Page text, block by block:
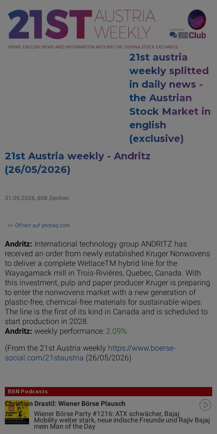
21st austria
weekly splitted
in daily news -
the Austrian
Stock Market in
english
(exclusive)
21st Austria weekly - Andritz
(26/05/2026)
31.05.2026, 608 Zeichen
>> Öffnen auf photaq.com
Andritz: International technology group ANDRITZ has
received an order from newly established Kruger Nonwovens
to deliver a complete WetlaceTM hybrid line for the
Wayagamack mill in Trois-Rivières, Quebec, Canada. With
this investment, pulp and paper producer Kruger is preparing
to enter the nonwovens market with a new generation of
plastic-free, chemical-free materials for sustainable wipes.
The line is the first of its kind in Canada and is scheduled to
start production in 2028.
Andritz: weekly performance: 2.09%
(From the 21st Austria weekly https://www.boerse-
social.com/21staustria (26/05/2026)
BSN Podcasts
Christian Drastil: Wiener Börse Plausch
Wiener Börse Party #1216: ATX schwächer, Bajaj
Mobility weiter stark, neue indische Freunde und Rajiv Bajaj
mein Man of the Day